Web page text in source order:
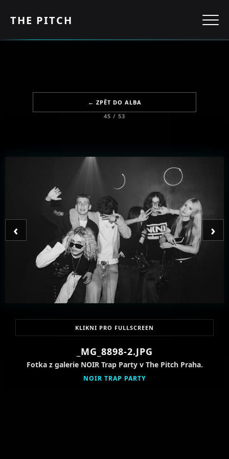
THE PITCH
← ZPĚT DO ALBA
45 / 53
‹ ›
KLIKNI PRO FULLSCREEN
_MG_8898-2.JPG
Fotka z galerie NOIR Trap Party v The Pitch Praha.
NOIR TRAP PARTY